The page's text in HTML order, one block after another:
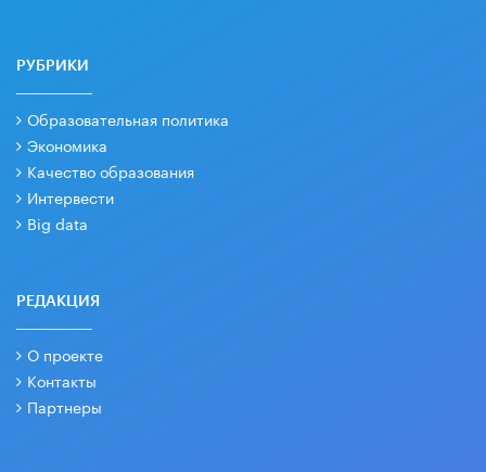
РУБРИКИ
Образовательная политика
Экономика
Качество образования
Интервести
Big data
РЕДАКЦИЯ
О проекте
Контакты
Партнеры